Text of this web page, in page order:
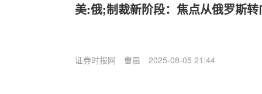
美:俄;制裁新阶段：焦点从俄罗斯
证券时报网 曹晨 2025-08-05 21:44